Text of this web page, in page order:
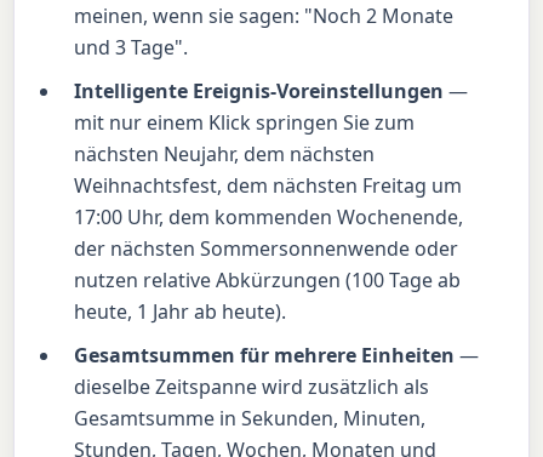
meinen, wenn sie sagen: "Noch 2 Monate
und 3 Tage".
Intelligente Ereignis-Voreinstellungen —
mit nur einem Klick springen Sie zum
nächsten Neujahr, dem nächsten
Weihnachtsfest, dem nächsten Freitag um
17:00 Uhr, dem kommenden Wochenende,
der nächsten Sommersonnenwende oder
nutzen relative Abkürzungen (100 Tage ab
heute, 1 Jahr ab heute).
Gesamtsummen für mehrere Einheiten —
dieselbe Zeitspanne wird zusätzlich als
Gesamtsumme in Sekunden, Minuten,
Stunden, Tagen, Wochen, Monaten und